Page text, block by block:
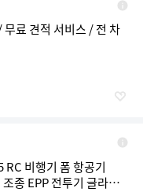
료 견적 서비스 / 전 차
RC 비행기 폼 항공기
종 EPP 전투기 글라이